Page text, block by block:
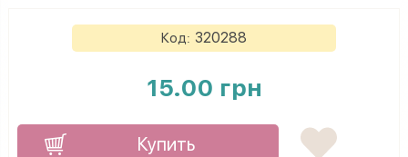
Код: 320288
15.00 грн
Купить